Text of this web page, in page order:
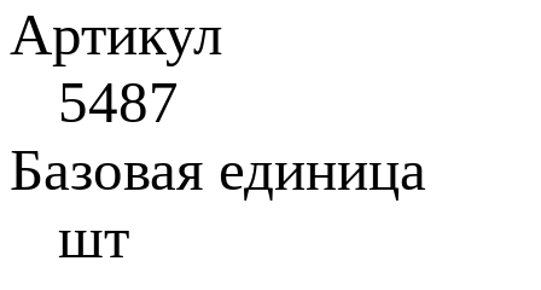
Артикул
5487
Базовая единица
шт